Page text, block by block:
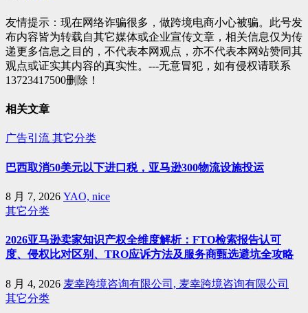
友情提示：现在网络诈骗很多，做跨境电商小心被骗。此号发
布内容皆为转载自其它媒体或企业宣传文章，相关信息仅为传
递更多信息之目的，不代表本网观点，亦不代表本网站赞同其
观点或证实其内容的真实性。---无意冒犯，如有侵权请联系
13723417500删除！
相关文章
广告引流 其它分类
巴西取消50美元以下进口税，亚马逊300物流设施投运
8 月 7, 2026 YAO, nice
其它分类
2026亚马逊卖家知识产权全维度解析：FTO检索报告认可
度、侵权比对区别、TRO应诉方法及服务商甄选避坑全攻略
8 月 4, 2026 麦幸跨境咨询有限公司, 麦幸跨境咨询有限公司
其它分类